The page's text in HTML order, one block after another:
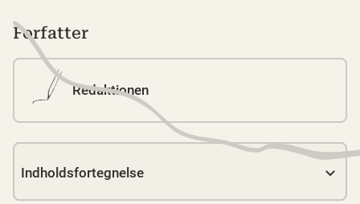
Forfatter
Redaktionen
Indholdsfortegnelse